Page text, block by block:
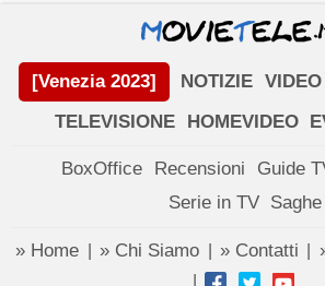
[Venezia 2023] NOTIZIE VIDEO
TELEVISIONE
HOMEVIDEO
BoxOffice Recensioni Guide
Serie in TV Saghe
» Home » Chi Siamo » Contatti